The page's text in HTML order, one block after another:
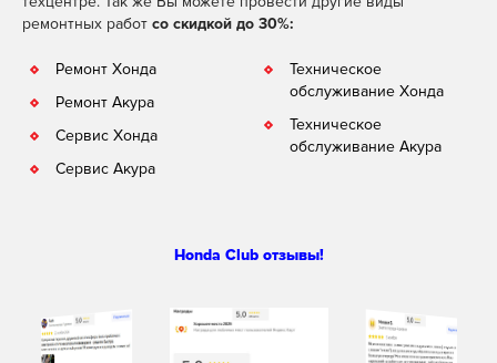
ремонтных работ со скидкой до 30%:
Ремонт Хонда
Ремонт Акура
Сервис Хонда
Сервис Акура
Техническое
обслуживание Хонда
Техническое
обслуживание Акура
Honda Club отзывы!